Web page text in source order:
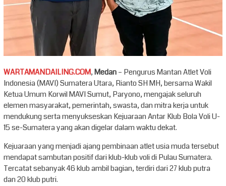
WARTAMANDAILING.COM,Medan– Pengurus Mantan Atlet Voli
Indonesia (MAVI) Sumatera Utara, Rianto SH MH, bersama Wakil
Ketua Umum Korwil MAVI Sumut, Paryono, mengajak seluruh
elemen masyarakat, pemerintah, swasta, dan mitra kerja untuk
mendukung serta menyukseskan Kejuaraan Antar Klub Bola Voli U-
15 se-Sumatera yang akan digelar dalam waktu dekat.
Kejuaraan yang menjadi ajang pembinaan atlet usia muda tersebut
mendapat sambutan positif dari klub-klub voli di Pulau Sumatera.
Tercatat sebanyak 46 klub ambil bagian, terdiri dari 27 klub putra
dan 20 klub putri.